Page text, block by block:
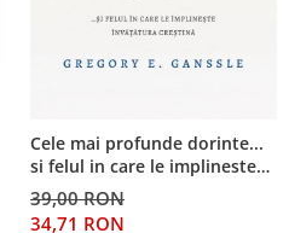
Cele mai profunde dorinte...
si felul in care le implineste
invatatura crestina
39,00 RON
34,71 RON